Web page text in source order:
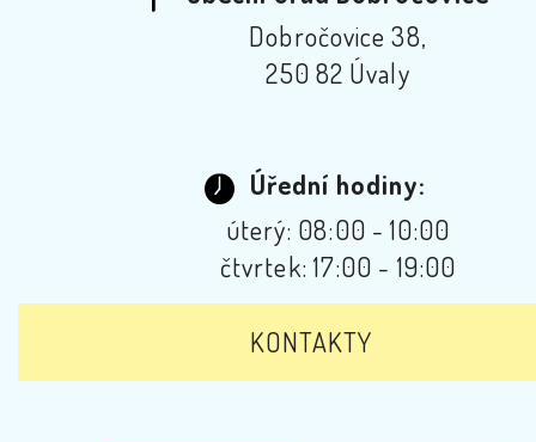
Dobročovice 38,
250 82 Úvaly
Úřední hodiny:
úterý: 08:00 - 10:00
čtvrtek: 17:00 - 19:00
KONTAKTY